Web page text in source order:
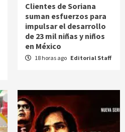
Clientes de Soriana
suman esfuerzos para
impulsar el desarrollo
de 23 mil niñas y niños
en México
18 horas ago Editorial Staff